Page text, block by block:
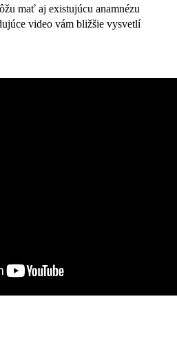
mať aj existujúcu anamnézu
video vám bližšie vysvetlí